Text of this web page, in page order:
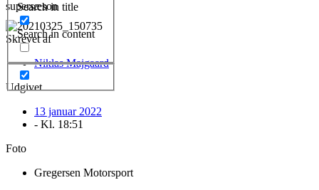
Search in title
Search in content
supersæson
Skrevet af
Niklas Majgaard
Udgivet
13 januar 2022
- Kl. 18:51
Foto
Gregersen Motorsport